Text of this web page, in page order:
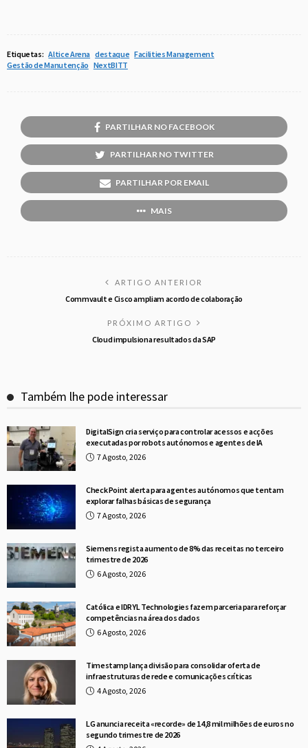
Etiquetas: Altice Arena destaque Facilities Management
Gestão de Manutenção NextBITT
PARTILHAR NO FACEBOOK
PARTILHAR NO TWITTER
PARTILHAR POR EMAIL
MAIS
ARTIGO ANTERIOR
Commvault e Cisco ampliam acordo de colaboração
PRÓXIMO ARTIGO
Cloud impulsiona resultados da SAP
Também lhe pode interessar
DigitalSign cria serviço para controlar acessos e acções
executadas por robots autónomos e agentes de IA
7 Agosto, 2026
Check Point alerta para agentes autónomos que tentam
explorar falhas básicas de segurança
7 Agosto, 2026
Siemens regista aumento de 8% das receitas no terceiro
trimestre de 2026
6 Agosto, 2026
Católica e IDRYL Technologies fazem parceria para reforçar
competências na área dos dados
6 Agosto, 2026
Timestamp lança divisão para consolidar oferta de
infraestruturas de rede e comunicações críticas
4 Agosto, 2026
LG anuncia receita «recorde» de 14,8 mil milhões de euros no
segundo trimestre de 2026